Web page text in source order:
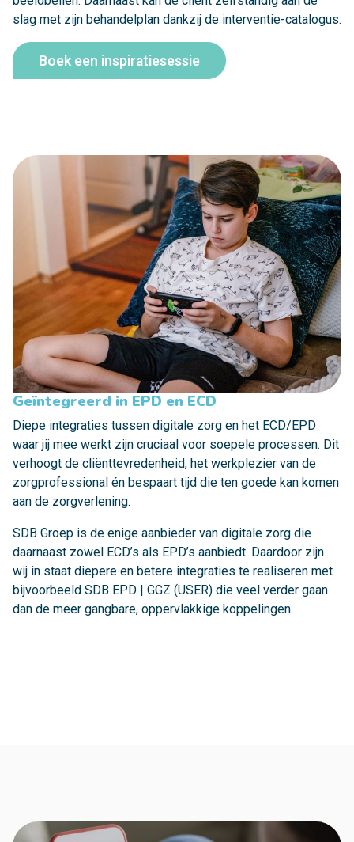
slag met zijn behandelplan dankzij de interventie-catalogus.
Boek een inspiratiesessie
Geïntegreerd in EPD en ECD
Diepe integraties tussen digitale zorg en het ECD/EPD
waar jij mee werkt zijn cruciaal voor soepele processen. Dit
verhoogt de cliënttevredenheid, het werkplezier van de
zorgprofessional én bespaart tijd die ten goede kan komen
aan de zorgverlening.
SDB Groep is de enige aanbieder van digitale zorg die
daarnaast zowel ECD’s als EPD’s aanbiedt. Daardoor zijn
wij in staat diepere en betere integraties te realiseren met
bijvoorbeeld SDB EPD | GGZ (USER) die veel verder gaan
dan de meer gangbare, oppervlakkige koppelingen.